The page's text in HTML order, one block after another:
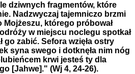
dziwnych fragmentów, które
Nadzwyczaj tajemniczo brzmi
Mojżeszu, którego próbował
w miejscu noclegu spotkał
go zabić. Sefora wzięła ostry
syna swego i dotknęła nim nóg
krwi jesteś ty dla
[Jahwe]." (Wj 4, 24-26).